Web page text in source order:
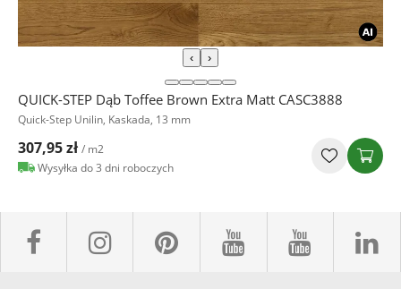
‹ ›
QUICK-STEP Dąb Toffee Brown Extra Matt CASC3888
Quick-Step Unilin, Kaskada, 13 mm
307,95 zł / m2
Wysyłka do 3 dni roboczych
facebook sklepyBELPOL
instagram
pinterestyoutube